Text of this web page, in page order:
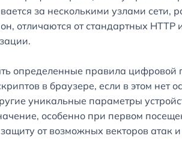
за несколькими узлами
отличаются от стандартных
определенные правила цифровой
в браузере, если в этом нет
уникальные параметры
особенно при первом
от возможных векторов атак